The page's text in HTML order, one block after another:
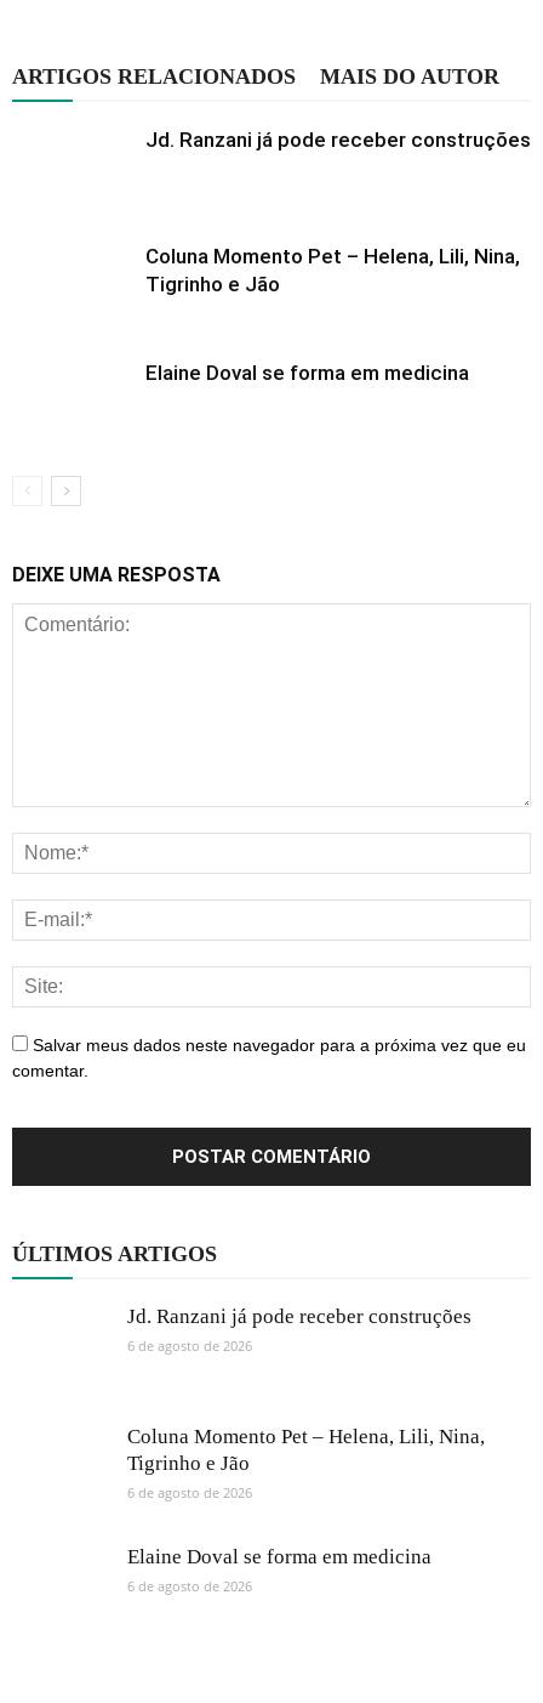
ARTIGOS RELACIONADOS MAIS DO AUTOR
Jd. Ranzani já pode receber construções
Coluna Momento Pet – Helena, Lili, Nina,
Tigrinho e Jão
Elaine Doval se forma em medicina
DEIXE UMA RESPOSTA
Salvar meus dados neste navegador para a próxima vez que eu
comentar.
ÚLTIMOS ARTIGOS
Jd. Ranzani já pode receber construções
6 de agosto de 2026
Coluna Momento Pet – Helena, Lili, Nina,
Tigrinho e Jão
6 de agosto de 2026
Elaine Doval se forma em medicina
6 de agosto de 2026